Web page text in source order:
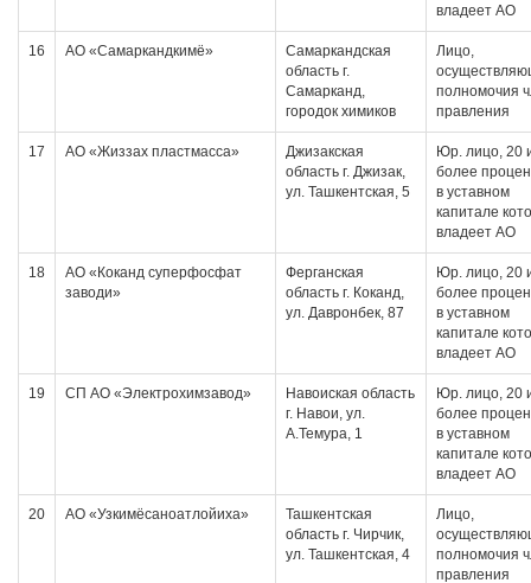
владеет АО
16 АО «Самаркандкимё»
Самаркандская
область г.
Самарканд,
городок химиков
Лицо,
полномочия
правления
17 АО «Жиззах пластмасса»
Джизакская
область г. Джизак,
ул. Ташкентская, 5
Юр. лицо, 20
более
в уставном
капитале
владеет АО
18
АО «Коканд суперфосфат
заводи»
Ферганская
область г. Коканд,
ул. Давронбек, 87
Юр. лицо, 20
более
в уставном
капитале
владеет АО
19 СП АО «Электрохимзавод»
Навоиская область
г. Навои, ул.
А.Темура, 1
Юр. лицо, 20
более
в уставном
капитале
владеет АО
20 АО «Узкимёсаноатлойиха»
Ташкентская
область г. Чирчик,
ул. Ташкентская, 4
Лицо,
полномочия
правления